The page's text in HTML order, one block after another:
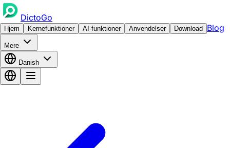
DictoGo
Hjem Kernefunktioner AI-funktioner Anvendelser Download Blog
Mere
Danish